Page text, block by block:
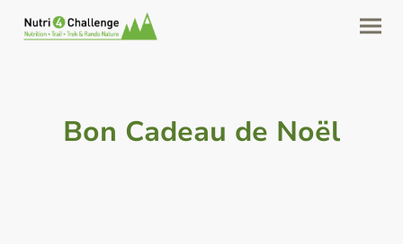
Bon Cadeau de Noël